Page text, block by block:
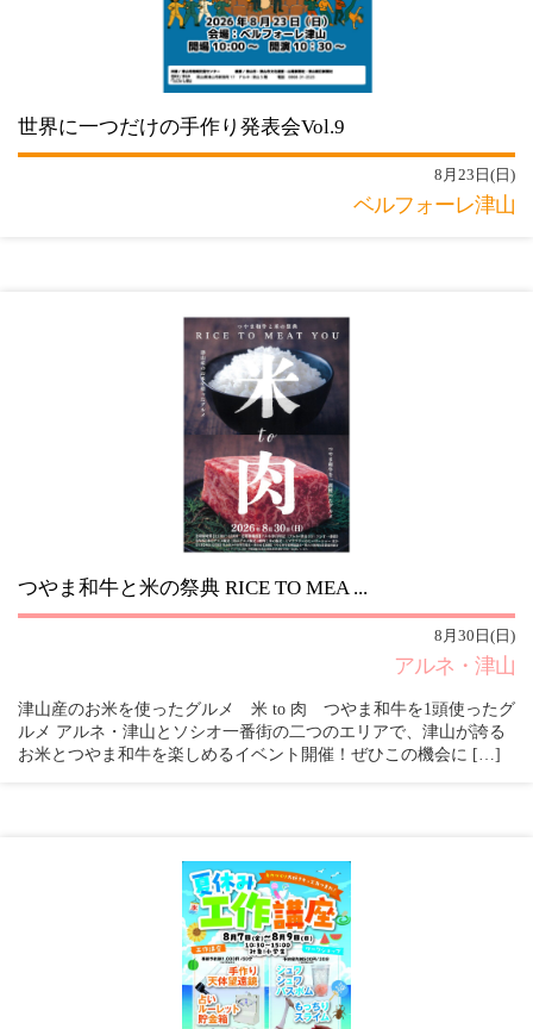
世界に一つだけの手作り発表会Vol.9
8月23日(日)
ベルフォーレ津山
つやま和牛と米の祭典 RICE TO MEA ...
8月30日(日)
アルネ・津山
津山産のお米を使ったグルメ 米 to 肉 つやま和牛を1頭使ったグ
ルメ アルネ・津山とソシオ一番街の二つのエリアで、津山が誇る
お米とつやま和牛を楽しめるイベント開催！ぜひこの機会に […]